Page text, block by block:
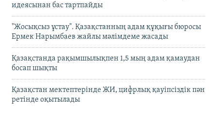
идеясынан бас тартпайды
"Жосықсыз ұстау". Қазақстанның адам құқығы бюросы
Ермек Нарымбаев жайлы мәлімдеме жасады
Қазақстанда рақымшылықпен 1,5 мың адам қамаудан
босап шықты
Қазақстан мектептерінде ЖИ, цифрлық қауіпсіздік пән
ретінде оқытылады